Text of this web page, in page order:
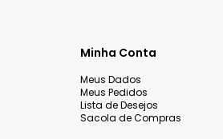
Minha Conta
Meus Dados
Meus Pedidos
Lista de Desejos
Sacola de Compras